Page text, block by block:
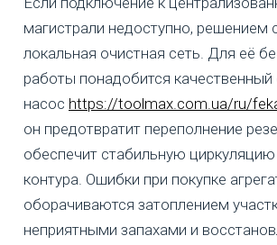
магистрали недоступно, решением
локальная очистная сеть. Для её
работы понадобится
насос https://toolmax.com.ua/ru/
он предотвратит переполнение
обеспечит стабильную циркуляцию
контура. Ошибки при покупке
оборачиваются затоплением
неприятными запахами и